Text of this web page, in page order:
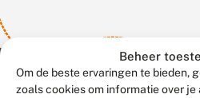
Beheer
Om de beste ervaringen te bieden,
zoals cookies om informatie over